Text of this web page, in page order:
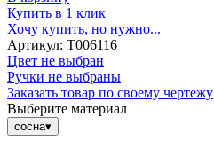
Купить в 1 клик
Хочу купить, но нужно...
Артикул: Т006116
Цвет не выбран
Ручки не выбраны
Заказать товар по своему чертежу
Выберите материал
сосна▾